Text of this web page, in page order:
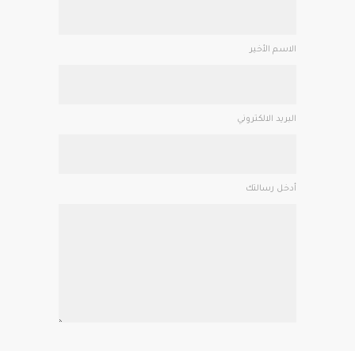
الاسم الأخير
البريد الالكتروني
أدخل رسالتك